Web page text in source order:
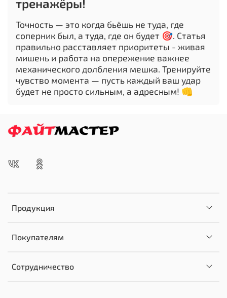
тренажёры!
Точность — это когда бьёшь не туда, где
соперник был, а туда, где он будет 🎯. Статья
правильно расставляет приоритеты - живая
мишень и работа на опережение важнее
механического долбления мешка. Тренируйте
чувство момента — пусть каждый ваш удар
будет не просто сильным, а адресным! 👊
Продукция
Покупателям
Сотрудничество